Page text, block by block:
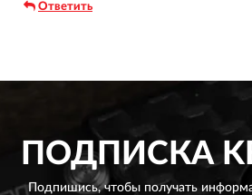
Ответить
ПОДПИСКА
Подпишись, чтобы получать